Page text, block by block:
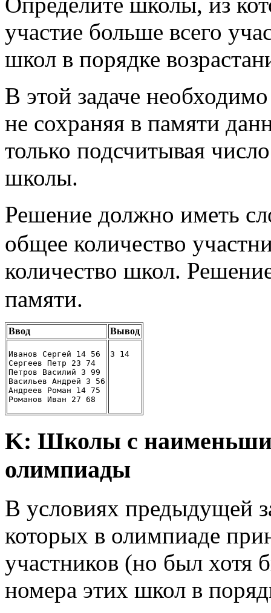
участие больше всего
школ в порядке
В этой задаче
не сохраняя в памяти
только подсчитывая
школы.
Решение должно иметь
общее количество
количество школ.
памяти.
Ввод Вывод
Иванов Сергей 14 56
Сергеев Петр 23 74
Петров Василий 3 99
Васильев Андрей 3 56
Андреев Роман 14 75
Романов Иван 27 68
3 14
K: Школы с
олимпиады
В условиях предыдущей
которых в олимпиаде
участников (но был хотя
номера этих школ в